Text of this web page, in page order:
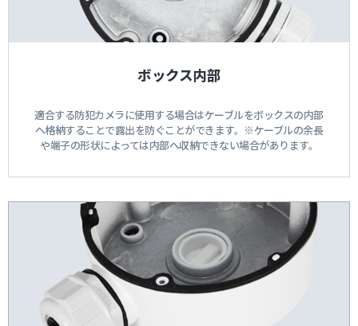
ボックス内部
適合する防犯カメラに使用する場合はケーブルをボックスの内部
へ格納することで露出を防ぐことができます。※ケーブルの余長
や端子の形状によっては内部へ収納できない場合があります。